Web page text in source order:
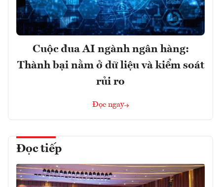
Cuộc đua AI ngành ngân hàng:
Thành bại nằm ở dữ liệu và kiểm soát
rủi ro
Đọc ngay
Đọc tiếp